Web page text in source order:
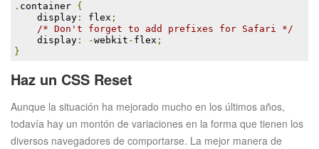
. container {
display : flex ;
/* Don't forget to add prefixes for Safari */
display : -webkit - flex ;
}
Haz un CSS Reset
Aunque la situación ha mejorado mucho en los últimos años,
todavía hay un montón de variaciones en la forma que tienen los
diversos navegadores de comportarse. La mejor manera de